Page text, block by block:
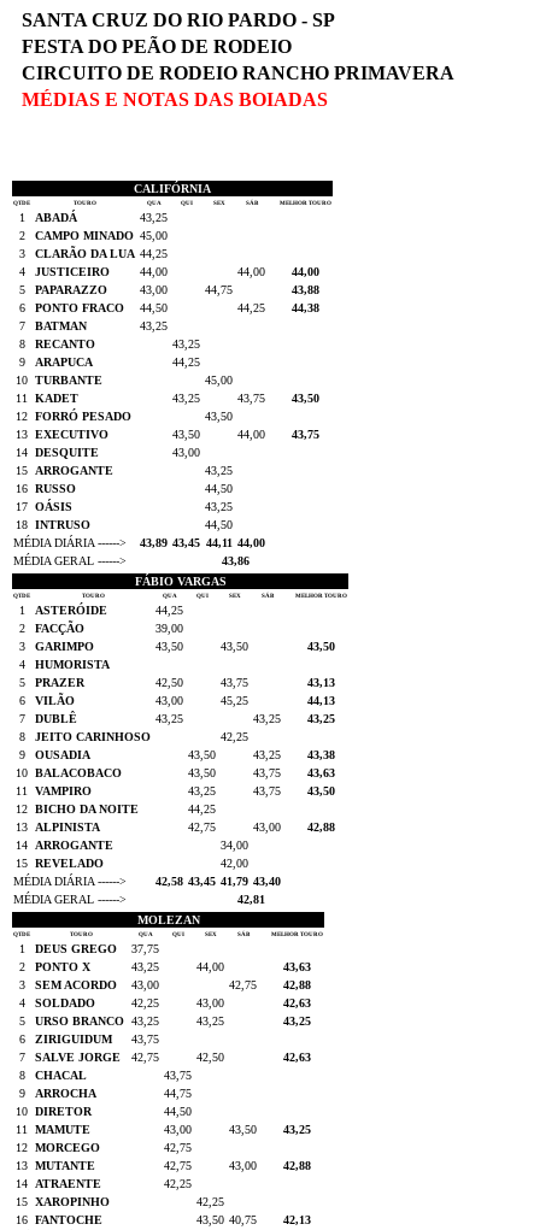
SANTA CRUZ DO RIO PARDO - SP
FESTA DO PEÃO DE RODEIO
CIRCUITO DE RODEIO RANCHO PRIMAVERA
MÉDIAS E NOTAS DAS BOIADAS
CALIFÓRNIA
QTDE TOURO QUA QUI SEX SÁB MELHOR TOURO
1 ABADÁ
43,25
2
CAMPO MINADO 45,00
3
CLARÃO DA LUA 44,25
4
JUSTICEIRO 44,00 44,00
44,00
5
PAPARAZZO 43,00 44,75
43,88
6
PONTO FRACO 44,50 44,25
44,38
7
BATMAN
43,25
8
RECANTO
43,25
9
ARAPUCA
44,25
10 TURBANTE
45,00
11
KADET 43,25 43,75
43,50
12 FORRÓ PESADO
43,50
13 EXECUTIVO 43,50 44,00
43,75
14 DESQUITE
43,00
15
ARROGANTE
43,25
16 RUSSO
44,50
17 OÁSIS
43,25
18 INTRUSO
44,50
MÉDIA DIÁRIA ------>
43,89 43,45 44,11 44,00
MÉDIA GERAL ------>
43,86
FÁBIO VARGAS
QTDE TOURO QUA QUI SEX SÁB MELHOR TOURO
1 ASTERÓIDE
44,25
2
FACÇÃO
39,00
3
GARIMPO 43,50 43,50
43,50
4
HUMORISTA
5
PRAZER 42,50 43,75
43,13
6
VILÃO 43,00 45,25
44,13
7
DUBLÊ 43,25 43,25
43,25
8
JEITO CARINHOSO
42,25
9
OUSADIA 43,50 43,25
43,38
10 BALACOBACO 43,50 43,75
43,63
11
VAMPIRO 43,25 43,75
43,50
12 BICHO DA NOITE
44,25
13
ALPINISTA 42,75 43,00
42,88
14
ARROGANTE
34,00
15 REVELADO
42,00
MÉDIA DIÁRIA ------>
42,58 43,45 41,79 43,40
MÉDIA GERAL ------>
42,81
MOLEZAN
QTDE TOURO QUA QUI SEX SÁB MELHOR TOURO
1 DEUS GREGO
37,75
2
PONTO X 43,25 44,00
43,63
3
SEM ACORDO 43,00 42,75
42,88
4
SOLDADO 42,25 43,00
42,63
5
URSO BRANCO 43,25 43,25
43,25
6
ZIRIGUIDUM
43,75
7
SALVE JORGE 42,75 42,50
42,63
8
CHACAL
43,75
9
ARROCHA
44,75
10 DIRETOR
44,50
11
MAMUTE 43,00 43,50
43,25
12 MORCEGO
42,75
13 MUTANTE 42,75 43,00
42,88
14
ATRAENTE
42,25
15 XAROPINHO
42,25
16 FANTOCHE 43,50 40,75
42,13